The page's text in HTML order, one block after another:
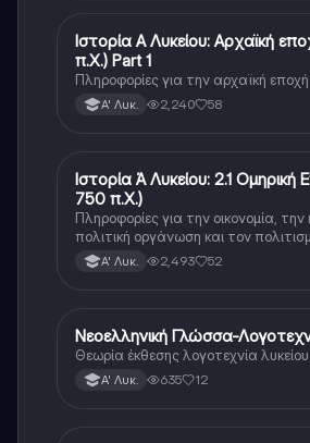
Νέα Ελληνικά
Ιστορία Α Λυκείου: Αρχαϊκή
π.Χ.) Part 1
Πληροφορίες για την αρχαϊκή εποχή
Α' Λυκ. 2,240 58
Νέα Ελληνικά
Ιστορία Ά Λυκείου: 2.1 Ομηρική
750 π.Χ.)
Πληροφορίες για την οικονομία, την
πολιτική οργάνωση και τον
διάρκεια της ομηρικής εποχής.
Α' Λυκ. 2,493 52
Νέα Ελληνικά
Νεοελληνική Γλώσσα-
Θεωρία έκθεσης λογοτεχνία
Α' Λυκ. 635 12